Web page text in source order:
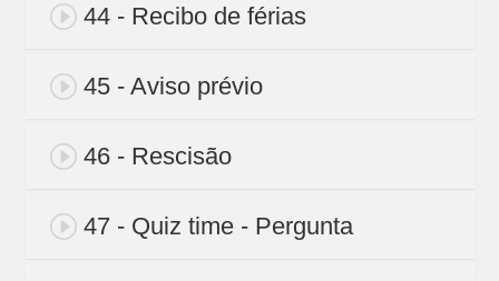
44 - Recibo de férias
45 - Aviso prévio
46 - Rescisão
47 - Quiz time - Pergunta